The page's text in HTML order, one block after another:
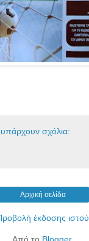
σχόλια:
Αρχική σελίδα
έκδοσης ιστού